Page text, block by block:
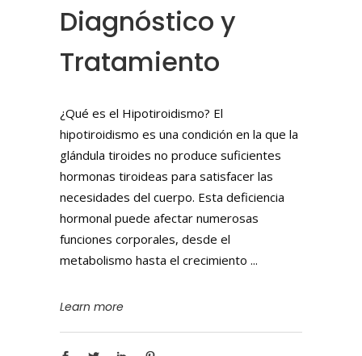
Diagnóstico y
Tratamiento
¿Qué es el Hipotiroidismo? El
hipotiroidismo es una condición en la que la
glándula tiroides no produce suficientes
hormonas tiroideas para satisfacer las
necesidades del cuerpo. Esta deficiencia
hormonal puede afectar numerosas
funciones corporales, desde el
metabolismo hasta el crecimiento
Learn more